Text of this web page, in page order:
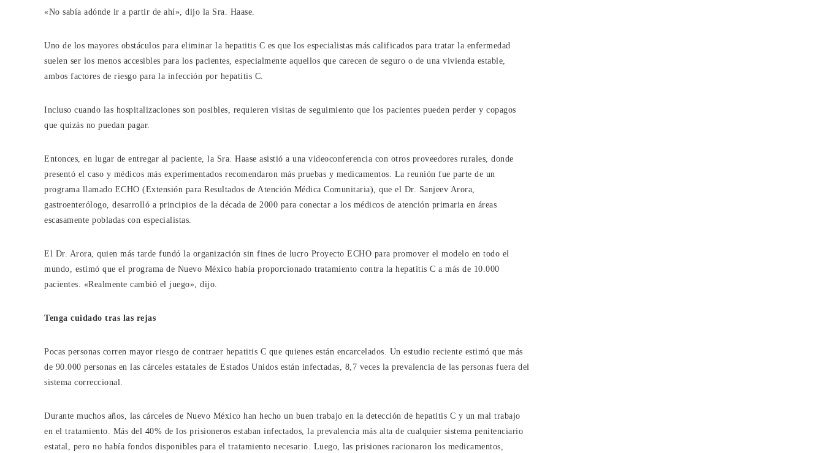
«No sabía adónde ir a partir de ahí», dijo la Sra. Haase.
Uno de los mayores obstáculos para eliminar la hepatitis C es que los especialistas más calificados para tratar la enfermedad
suelen ser los menos accesibles para los pacientes, especialmente aquellos que carecen de seguro o de una vivienda estable,
ambos factores de riesgo para la infección por hepatitis C.
Incluso cuando las hospitalizaciones son posibles, requieren visitas de seguimiento que los pacientes pueden perder y copagos
que quizás no puedan pagar.
Entonces, en lugar de entregar al paciente, la Sra. Haase asistió a una videoconferencia con otros proveedores rurales, donde
presentó el caso y médicos más experimentados recomendaron más pruebas y medicamentos. La reunión fue parte de un
programa llamado ECHO (Extensión para Resultados de Atención Médica Comunitaria), que el Dr. Sanjeev Arora,
gastroenterólogo, desarrolló a principios de la década de 2000 para conectar a los médicos de atención primaria en áreas
escasamente pobladas con especialistas.
El Dr. Arora, quien más tarde fundó la organización sin fines de lucro Proyecto ECHO para promover el modelo en todo el
mundo, estimó que el programa de Nuevo México había proporcionado tratamiento contra la hepatitis C a más de 10.000
pacientes. «Realmente cambió el juego», dijo.
Tenga cuidado tras las rejas
Pocas personas corren mayor riesgo de contraer hepatitis C que quienes están encarcelados. Un estudio reciente estimó que más
de 90.000 personas en las cárceles estatales de Estados Unidos están infectadas, 8,7 veces la prevalencia de las personas fuera del
sistema correccional.
Durante muchos años, las cárceles de Nuevo México han hecho un buen trabajo en la detección de hepatitis C y un mal trabajo
en el tratamiento. Más del 40% de los prisioneros estaban infectados, la prevalencia más alta de cualquier sistema penitenciario
estatal, pero no había fondos disponibles para el tratamiento necesario. Luego, las prisiones racionaron los medicamentos,